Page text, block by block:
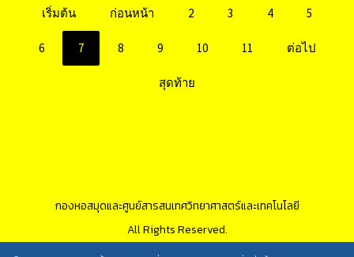
เริ่มต้น ก่อนหน้า 2 3 4 5
6 7 8 9 10 11 ต่อไป
สุดท้าย
กองหอสมุดและศูนย์สารสนเทศวิทยาศาสตร์และเทคโนโลยี
All Rights Reserved.